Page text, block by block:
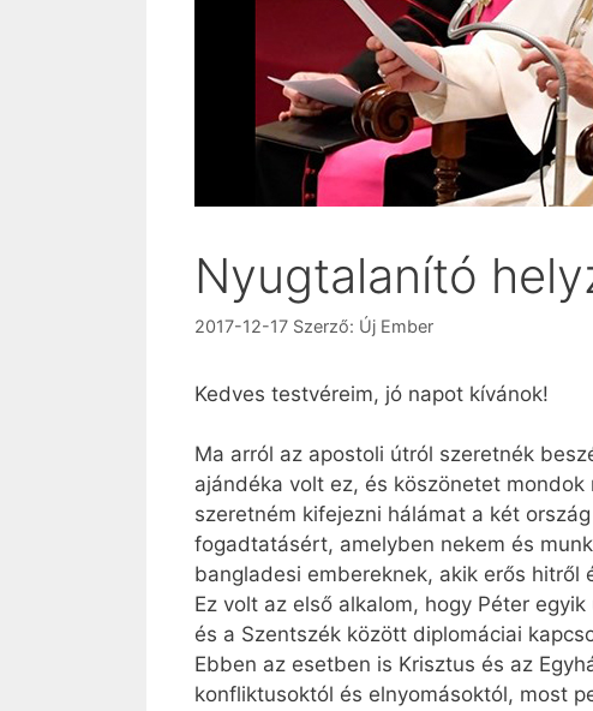
Nyugtalanító
2017-12-17 Szerző: Új Ember
Kedves testvéreim, jó napot kívánok!
Ma arról az apostoli útról szeretnék
ajándéka volt ez, és köszönetet
szeretném kifejezni hálámat a két
fogadtatásért, amelyben nekem és
bangladesi embereknek, akik erős
Ez volt az első alkalom, hogy Péter
és a Szentszék között diplomáciai
Ebben az esetben is Krisztus és az
konfliktusoktól és elnyomásoktól, most